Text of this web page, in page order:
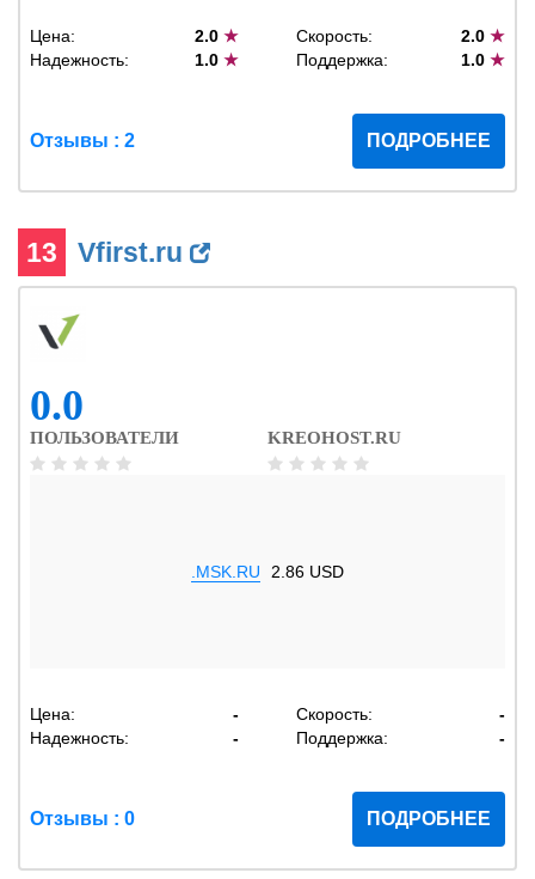
Цена: 2.0★ Скорость: 2.0 ★
Надежность:
1.0★ Поддержка: 1.0 ★
Отзывы : 2 ПОДРОБНЕЕ
13 Vfirst.ru
0.0
ПОЛЬЗОВАТЕЛИ KREOHOST.RU
.MSK.RU 2.86 USD
Цена: - Скорость:
-
Надежность:
- Поддержка: -
Отзывы : 0 ПОДРОБНЕЕ